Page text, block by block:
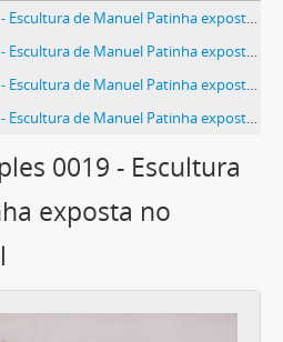
de Manuel Patinha exposta no Ateneo de Ferrol
de Manuel Patinha exposta no Ateneo de Ferrol
de Manuel Patinha exposta no Ateneo de Ferrol
de Manuel Patinha exposta no Ateneo de Ferrol
0019 - Escultura
exposta no